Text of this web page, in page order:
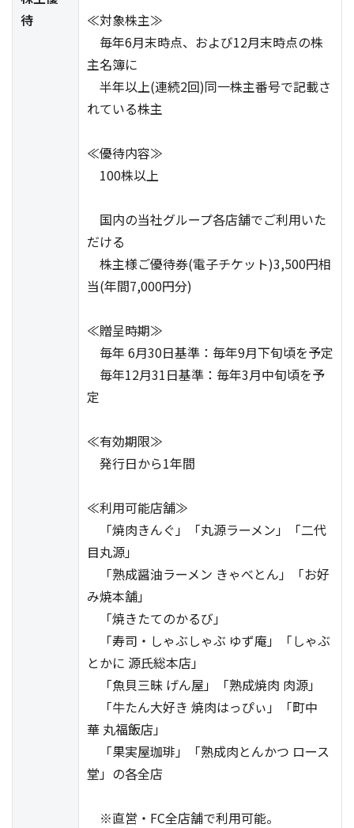
待
≪対象株主≫
毎年6月末時点、および12月末時点の株
主名簿に
半年以上(連続2回)同一株主番号で記載さ
れている株主
≪優待内容≫
100株以上
国内の当社グループ各店舗でご利用いた
だける
株主様ご優待券(電子チケット)3,500円相
当(年間7,000円分)
≪贈呈時期≫
毎年 6月30日基準：毎年9月下旬頃を予定
毎年12月31日基準：毎年3月中旬頃を予
定
≪有効期限≫
発行日から1年間
≪利用可能店舗≫
「焼肉きんぐ」「丸源ラーメン」「二代
目丸源」
「熟成醤油ラーメン きゃべとん」「お好
み焼本舗」
「焼きたてのかるび」
「寿司・しゃぶしゃぶ ゆず庵」「しゃぶ
とかに 源氏総本店」
「魚貝三昧 げん屋」「熟成焼肉 肉源」
「牛たん大好き 焼肉はっぴぃ」「町中
華 丸福飯店」
「果実屋珈琲」「熟成肉とんかつ ロース
堂」の各全店
※直営・FC全店舗で利用可能。